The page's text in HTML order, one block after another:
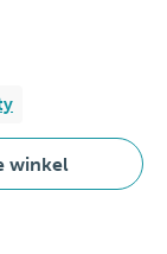
winkel